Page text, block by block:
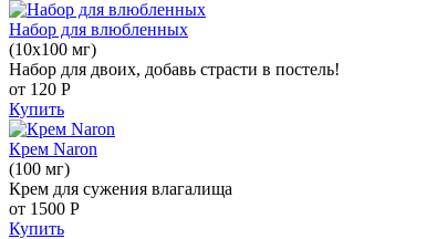
Набор для влюбленных
(10х100 мг)
Набор для двоих, добавь страсти в постель!
от 120 Р
Купить
Крем Naron
(100 мг)
Крем для сужения влагалища
от 1500 Р
Купить